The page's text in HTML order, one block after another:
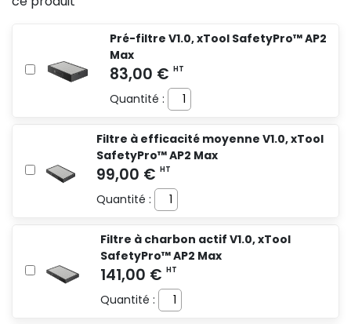
Pré-filtre V1.0, xTool SafetyPro™ AP2
Max
Quantité :
Filtre à efficacité moyenne V1.0, xTool
SafetyPro™ AP2 Max
Quantité :
Filtre à charbon actif V1.0, xTool
SafetyPro™ AP2 Max
Quantité :